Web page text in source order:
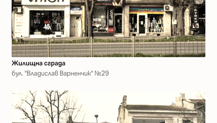
Жилищна сграда
бул. "Владислав Варненчик" №29